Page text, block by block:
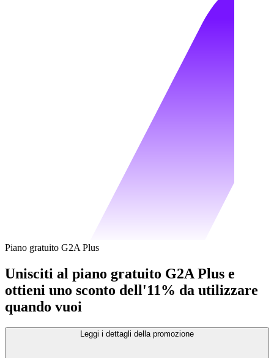
Piano gratuito G2A Plus
Unisciti al piano gratuito G2A Plus e
ottieni uno sconto dell'11% da utilizzare
quando vuoi
Leggi i dettagli della promozione